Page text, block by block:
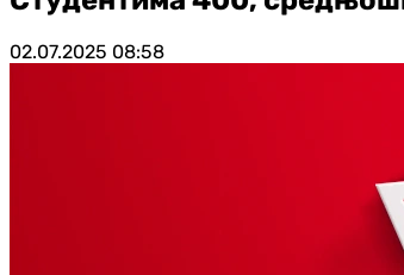
02.07.2025 08:58